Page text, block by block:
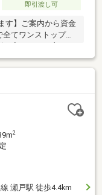
即引渡し可
す】ご案内から資金
てワンストップで
で徒歩９分♪■自然豊
なので…」という方
シミュレーション
流れetc.など、余
でやり取りも可能で
2
線 瀬戸駅 徒歩4.4km